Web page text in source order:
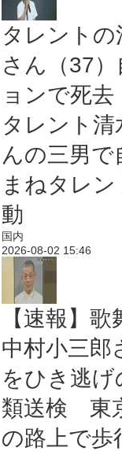
タレントの
さん（37
ョンで死
タレント清
んの三男で
まねタレ
動
国内
2026-08-02 15:46
【速報】
中村小三郎
をひき逃
類送検 東
の路上で歩